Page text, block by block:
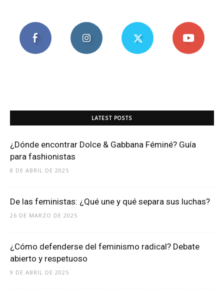
LATEST POSTS
¿Dónde encontrar Dolce & Gabbana Féminé? Guía
para fashionistas
8 DE ABRIL DE 2025
De las feministas: ¿Qué une y qué separa sus luchas?
26 DE MARZO DE 2025
¿Cómo defenderse del feminismo radical? Debate
abierto y respetuoso
9 DE ABRIL DE 2025